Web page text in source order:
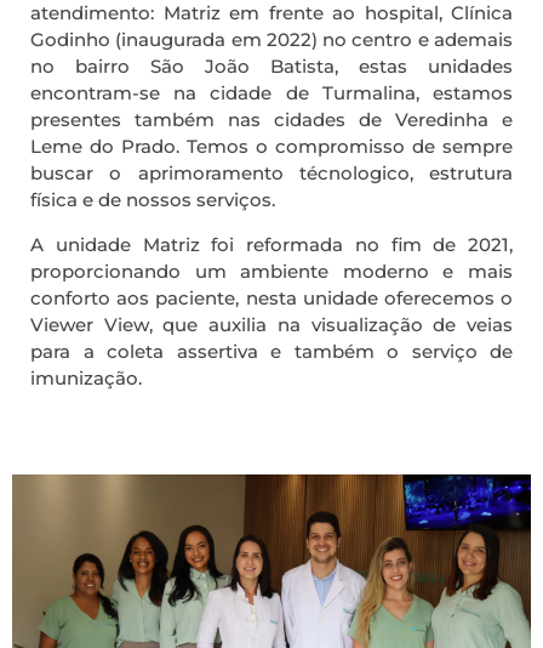
atendimento: Matriz em frente ao hospital, Clínica
Godinho (inaugurada em 2022) no centro e ademais
no bairro São João Batista, estas unidades
encontram-se na cidade de Turmalina, estamos
presentes também nas cidades de Veredinha e
Leme do Prado. Temos o compromisso de sempre
buscar o aprimoramento técnologico, estrutura
física e de nossos serviços.
A unidade Matriz foi reformada no fim de 2021,
proporcionando um ambiente moderno e mais
conforto aos paciente, nesta unidade oferecemos o
Viewer View, que auxilia na visualização de veias
para a coleta assertiva e também o serviço de
imunização.